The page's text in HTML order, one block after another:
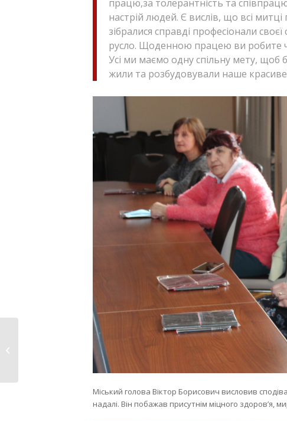
працю,за толерантність та
настрій людей. Є вислів, що всі
зібралися справді професіонали
русло. Щоденною працею ви робите
Усі ми маємо одну спільну мету, щоб
жили та розбудовували наше
Міський голова Віктор Борисович висловив
надалі. Він побажав присутнім міцного здоров’я,
пунктів проведення...